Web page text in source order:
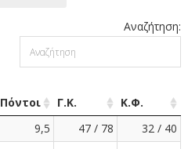
Αναζήτηση:
Πόντοι Γ.Κ.
Κ.Φ.
9,5 47 / 78
32 / 40